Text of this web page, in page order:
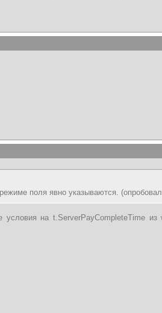
поля явно указываются.
условия на t.ServerPayCompleteTime